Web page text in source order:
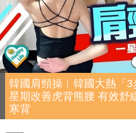
韓國肩頸操︱韓國大熱「
星期改善虎背熊腰 有效舒
寒背